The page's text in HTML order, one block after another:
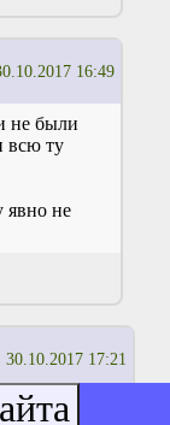
16:49
не были
всю ту
явно не
30.10.2017 17:21